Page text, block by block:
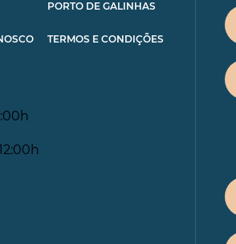
PORTO DE GALINHAS
TERMOS E CONDIÇÕES